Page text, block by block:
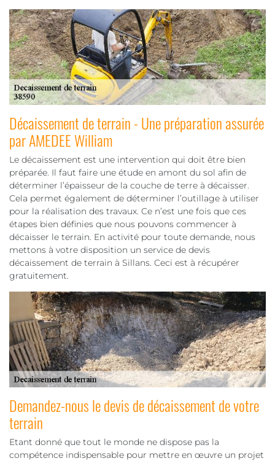
Décaissement de terrain - Une préparation assurée
par AMEDEE William
Le décaissement est une intervention qui doit être bien
préparée. Il faut faire une étude en amont du sol afin de
déterminer l’épaisseur de la couche de terre à décaisser.
Cela permet également de déterminer l’outillage à utiliser
pour la réalisation des travaux. Ce n’est une fois que ces
étapes bien définies que nous pouvons commencer à
décaisser le terrain. En activité pour toute demande, nous
mettons à votre disposition un service de devis
décaissement de terrain à Sillans. Ceci est à récupérer
gratuitement.
Demandez-nous le devis de décaissement de votre
terrain
Etant donné que tout le monde ne dispose pas la
compétence indispensable pour mettre en œuvre un projet